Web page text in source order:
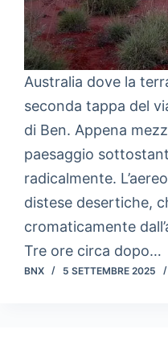
Australia dove la
seconda tappa del
di Ben. Appena
paesaggio
radicalmente.
distese desertiche,
cromaticamente
Tre ore circa dopo…
BNX 5 SETTEMBRE 2025